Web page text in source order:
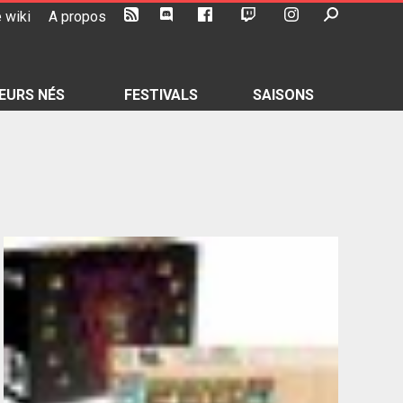
wiki A propos
NÉS FESTIVALS SAISONS